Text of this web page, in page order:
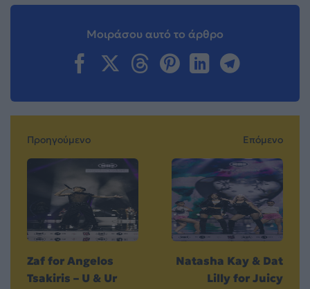
Μοιράσου αυτό το άρθρο
Προηγούμενο
Zaf for Angelos
Tsakiris – U & Ur
Επόμενο
Natasha Kay & Dat
Lilly for Juicy